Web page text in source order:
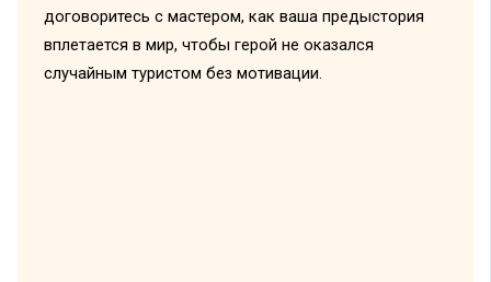
договоритесь с мастером, как ваша предыстория
вплетается в мир, чтобы герой не оказался
случайным туристом без мотивации.